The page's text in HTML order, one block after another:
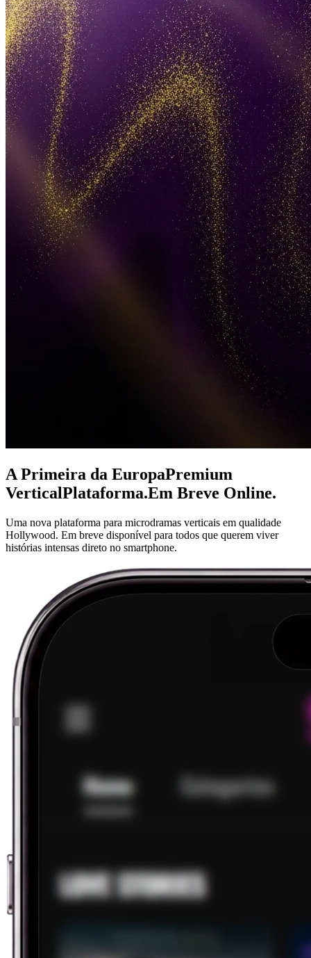
A Primeira da EuropaPremium
VerticalPlataforma.Em Breve Online.
Uma nova plataforma para microdramas verticais em qualidade
Hollywood. Em breve disponível para todos que querem viver
histórias intensas direto no smartphone.